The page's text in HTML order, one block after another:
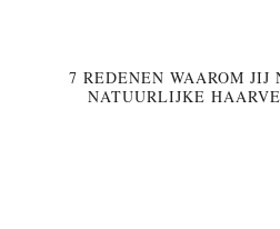
7 REDENEN WAAROM JIJ
NATUURLIJKE